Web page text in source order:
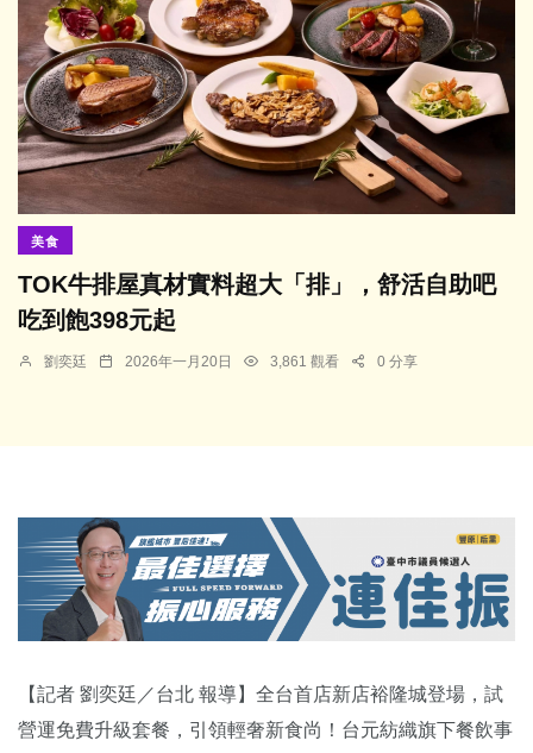
美食
TOK牛排屋真材實料超大「排」，舒活自助吧
吃到飽398元起
劉奕廷 2026年一月20日 3,861 觀看 0 分享
【記者 劉奕廷／台北 報導】全台首店新店裕隆城登場，試
營運免費升級套餐，引領輕奢新食尚！台元紡織旗下餐飲事